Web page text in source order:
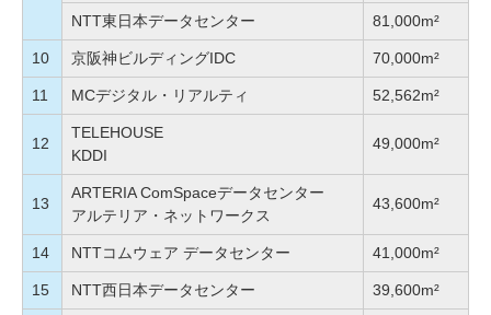
NTT東日本データセンター 81,000m²
10 京阪神ビルディングIDC 70,000m²
11 MCデジタル・リアルティ 52,562m²
12
TELEHOUSE
KDDI
49,000m²
13
ARTERIA ComSpaceデータセンター
アルテリア・ネットワークス
43,600m²
14 NTTコムウェア データセンター 41,000m²
15 NTT西日本データセンター 39,600m²